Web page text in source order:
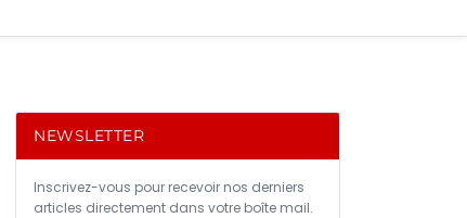
NEWSLETTER
Inscrivez-vous pour recevoir nos derniers
articles directement dans votre boîte mail.